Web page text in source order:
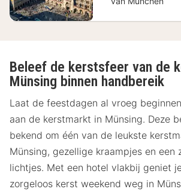
Beleef de kerstsfeer van de
Münsing binnen handbereik
Laat de feestdagen al vroeg
aan de kerstmarkt in Münsing. Deze
bekend om één van de leukste
Münsing, gezellige kraampjes en een
lichtjes. Met een hotel vlakbij geniet
zorgeloos kerst weekend weg in